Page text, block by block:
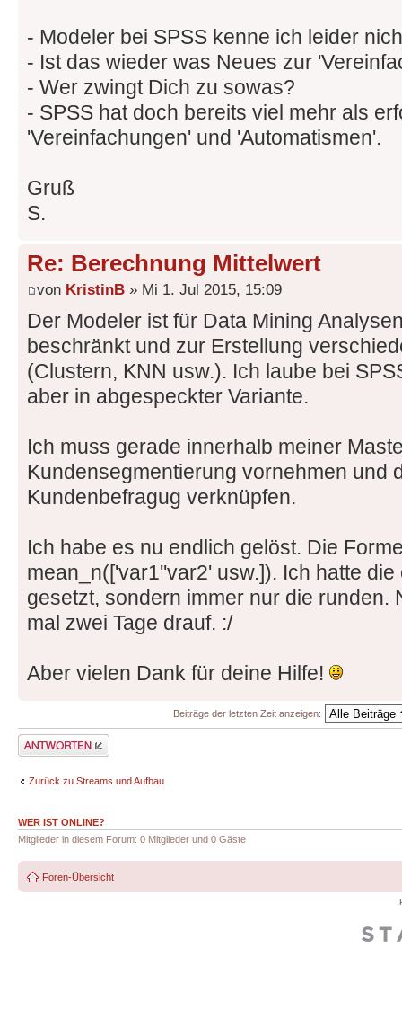
- Modeler bei SPSS kenne ich leider
- Ist das wieder was Neues zur
- Wer zwingt Dich zu sowas?
- SPSS hat doch bereits viel mehr als
'Vereinfachungen' und 'Automatismen'.
Gruß
S.
Re: Berechnung Mittelwert
von KristinB » Mi 1. Jul 2015, 15:09
Der Modeler ist für Data Mining
beschränkt und zur Erstellung
(Clustern, KNN usw.). Ich laube bei
aber in abgespeckter Variante.
Ich muss gerade innerhalb meiner
Kundensegmentierung vornehmen und
Kundenbefragug verknüpfen.
Ich habe es nu endlich gelöst. Die
mean_n(['var1''var2' usw.]). Ich hatte
gesetzt, sondern immer nur die runden.
mal zwei Tage drauf. :/
Aber vielen Dank für deine Hilfe!
Beiträge der letzten Zeit anzeigen:
Antwort erstellen
Zurück zu Streams und Aufbau
WER IST ONLINE?
Mitglieder in diesem Forum: 0 Mitglieder und 0 Gäste
Foren-Übersicht